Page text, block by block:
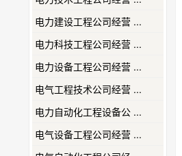
电力建设工程公司经营 ...
电力科技工程公司经营 ...
电力设备工程公司经营 ...
电气工程技术公司经营 ...
电力自动化工程设备公 ...
电气设备工程公司经营 ...